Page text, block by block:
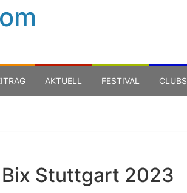
Ludwigsburg 2026
AKTUELL FESTIVAL CLUBS
Stuttgart 2023